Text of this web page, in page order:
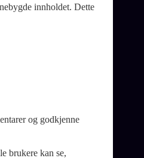
innholdet. Dette
og godkjenne
brukere kan se,